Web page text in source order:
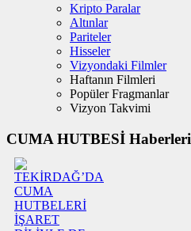
Kripto Paralar
Altınlar
Pariteler
Hisseler
Vizyondaki Filmler
Haftanın Filmleri
Popüler Fragmanlar
Vizyon Takvimi
CUMA HUTBESİ Haberleri